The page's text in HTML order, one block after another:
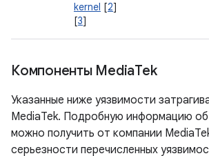
kernel [2]
[3]
Компоненты MediaTek
Указанные ниже уязвимости
MediaTek. Подробную информацию
можно получить от компании
серьезности перечисленных